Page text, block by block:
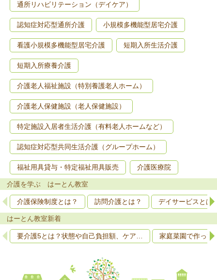
通所リハビリテーション（デイケア）
認知症対応型通所介護 小規模多機能型居宅介護
看護小規模多機能型居宅介護 短期入所生活介護
短期入所療養介護
介護老人福祉施設（特別養護老人ホーム）
介護老人保健施設（老人保健施設）
特定施設入居者生活介護（有料老人ホームなど）
認知症対応型共同生活介護（グループホーム）
福祉用具貸与・特定福祉用具販売 介護医療院
介護を学ぶ はーとん教室
介護保険制度とは？ 訪問介護とは？ デイサービスとは
はーとん教室新着
要介護5とは？状態や自己負担額、ケア… 家庭菜園で作っ